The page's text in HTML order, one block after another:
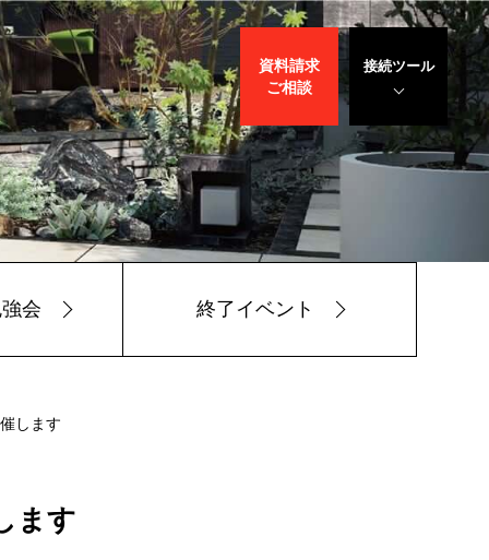
接続ツール
遠隔サポート
サリバン先生
WEBデモ
サポート
資料請求
ご相談
会 終了イベント
します
ます